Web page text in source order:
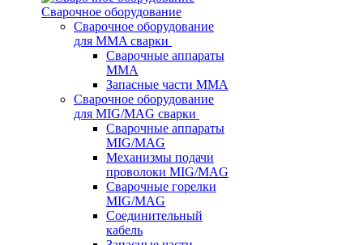
Сварочное оборудование
Сварочное оборудование
для MMA сварки
Сварочные аппараты
MMA
Запасные части MMA
Сварочное оборудование
для MIG/MAG сварки
Сварочные аппараты
MIG/MAG
Механизмы подачи
проволоки MIG/MAG
Сварочные горелки
MIG/MAG
Соединительный
кабель